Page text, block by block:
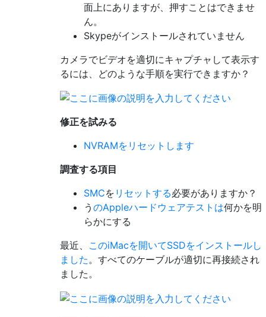
面上にありますが、押すことはできませ
ん。
Skypeがインストールされていません
カメラでビデオを適切にキャプチャして表示す
るには、どのような手順を実行できますか？
修正を試みる
NVRAMをリセットします
調査する項目
SMCを リセットする必要がありますか？
う のAppleハードウェアテストは何かを明
らかにする
最近、 このiMacを開いてSSDをインストールし
ました。すべてのケーブルが適切に再接続され
ました。